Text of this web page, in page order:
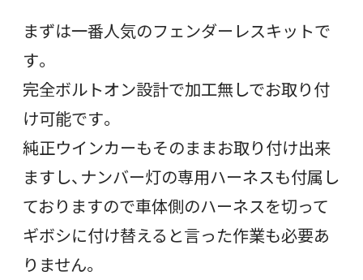
まずは一番人気のフェンダーレスキットで
す。
完全ボルトオン設計で加工無しでお取り付
け可能です。
純正ウインカーもそのままお取り付け出来
ますし、ナンバー灯の専用ハーネスも付属し
ておりますので車体側のハーネスを切って
ギボシに付け替えると言った作業も必要あ
りません。